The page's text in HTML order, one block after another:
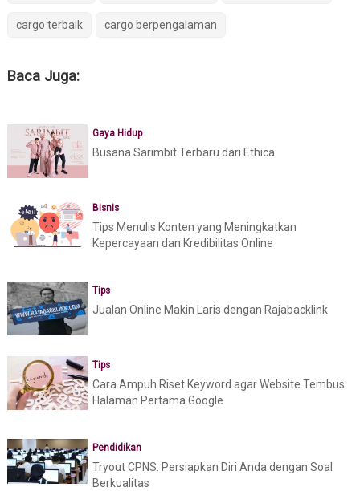
cargo terbaik cargo berpengalaman
Baca Juga:
Gaya Hidup
Busana Sarimbit Terbaru dari Ethica
Bisnis
Tips Menulis Konten yang Meningkatkan
Kepercayaan dan Kredibilitas Online
Tips
Jualan Online Makin Laris dengan Rajabacklink
Tips
Cara Ampuh Riset Keyword agar Website Tembus
Halaman Pertama Google
Pendidikan
Tryout CPNS: Persiapkan Diri Anda dengan Soal
Berkualitas